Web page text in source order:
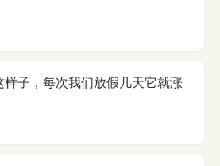
样子，每次我们放假几天它就涨